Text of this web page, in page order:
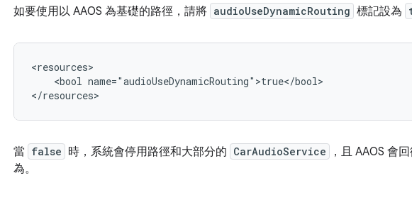
如要使用以 AAOS 為基礎的路徑，請將 audioUseDynamicRouting 標記設為
<resources>
    <bool name="audioUseDynamicRouting">true</bool>
當 false 時，系統會停用路徑和大部分的 CarAudioService ，且 AAOS 會
為。